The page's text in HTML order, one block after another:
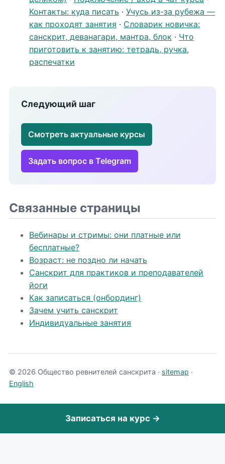
Контакты: куда писать · Учусь из-за рубежа —
как проходят занятия · Словарик новичка:
санскрит, деванагари, мантра, блок · Что
приготовить к занятию: тетрадь, ручка,
распечатки
Следующий шаг
Смотреть актуальные курсы
Задать вопрос в Telegram
Связанные страницы
Вебинары и стримы: они платные или
бесплатные?
Возраст: не поздно ли начать
Санскрит для практиков и преподавателей
йоги
Как записаться (онбординг)
Зачем учить санскрит
Индивидуальные занятия
© 2026 Общество ревнителей санскрита · sitemap ·
English
Записаться на курс →